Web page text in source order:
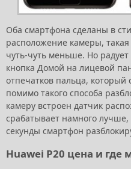
Оба смартфона сделаны в
расположение камеры,
чуть-чуть меньше. Но
кнопка Домой на лицевой
отпечатков пальца, который
помимо такого способа
камеру встроен датчик
срабатывает намного
секунды смартфон
Huawei P20 цена и где